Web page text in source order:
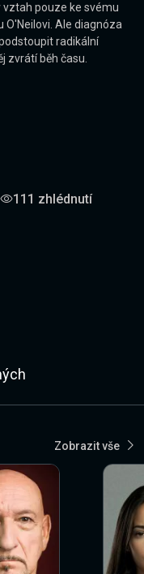
pouze ke svému
Ale diagnóza
radikální
zvrátí běh času.
111 zhlédnutí
Zobrazit vše